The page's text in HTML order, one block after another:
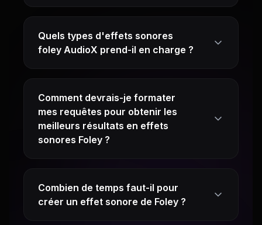
Quels types d'effets sonores
foley AudioX prend-il en charge ?
Comment devrais-je formater
mes requêtes pour obtenir les
meilleurs résultats en effets
sonores Foley ?
Combien de temps faut-il pour
créer un effet sonore de Foley ?